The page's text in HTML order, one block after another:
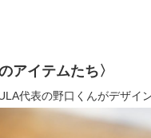
アイテムたち〉
代表の野口くんがデザイ